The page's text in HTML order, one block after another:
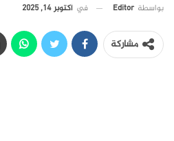
بواسطة Editor في أكتوبر 14, 2025
مشاركة